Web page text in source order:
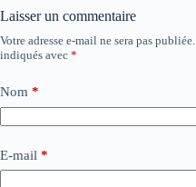
Laisser un commentaire
Votre adresse e-mail ne sera pas publiée.
indiqués avec *
Nom *
E-mail *